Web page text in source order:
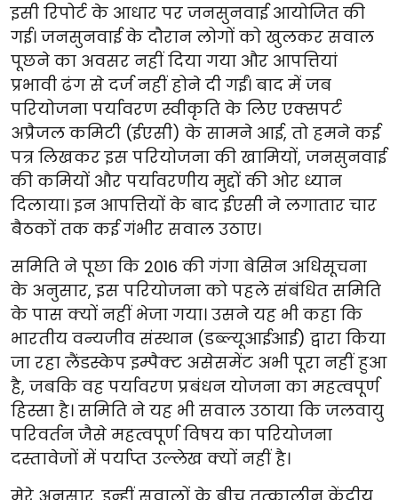
इसी रिपोर्ट के आधार पर जनसुनवाई आयोजित की
गई। जनसुनवाई के दौरान लोगों को खुलकर सवाल
पूछने का अवसर नहीं दिया गया और आपत्तियां
प्रभावी ढंग से दर्ज नहीं होने दी गईं। बाद में जब
परियोजना पर्यावरण स्वीकृति के लिए एक्सपर्ट
अप्रैजल कमिटी (ईएसी) के सामने आई, तो हमने कई
पत्र लिखकर इस परियोजना की खामियों, जनसुनवाई
की कमियों और पर्यावरणीय मुद्दों की ओर ध्यान
दिलाया। इन आपत्तियों के बाद ईएसी ने लगातार चार
बैठकों तक कई गंभीर सवाल उठाए।
समिति ने पूछा कि 2016 की गंगा बेसिन अधिसूचना
के अनुसार, इस परियोजना को पहले संबंधित समिति
के पास क्यों नहीं भेजा गया। उसने यह भी कहा कि
भारतीय वन्यजीव संस्थान (डब्ल्यूआईआई) द्वारा किया
जा रहा लैंडस्केप इम्पैक्ट असेसमेंट अभी पूरा नहीं हुआ
है, जबकि वह पर्यावरण प्रबंधन योजना का महत्वपूर्ण
हिस्सा है। समिति ने यह भी सवाल उठाया कि जलवायु
परिवर्तन जैसे महत्वपूर्ण विषय का परियोजना
दस्तावेजों में पर्याप्त उल्लेख क्यों नहीं है।